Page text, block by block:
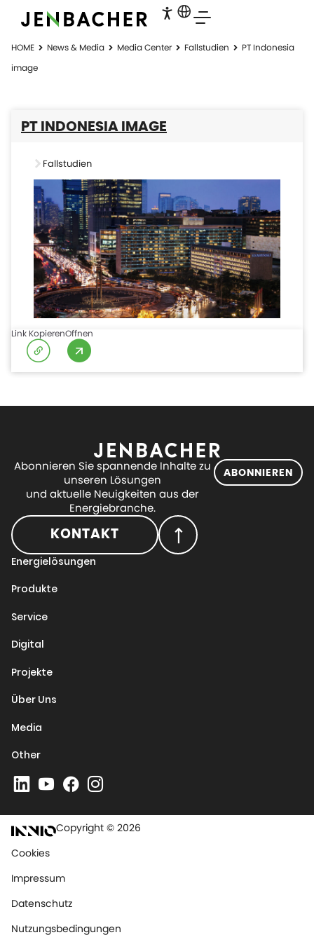
HOME News & Media Media Center Fallstudien
PT Indonesia
image
PT INDONESIA IMAGE
Fallstudien
Link KopierenOffnen
Abonnieren Sie spannende Inhalte zu
unseren Lösungen
und aktuelle Neuigkeiten aus der
Energiebranche.
ABONNIEREN
KONTAKT
Energielösungen
Produkte
Service
Digital
Projekte
Über Uns
Media
Other
Copyright © 2026
Cookies
Impressum
Datenschutz
Nutzungsbedingungen